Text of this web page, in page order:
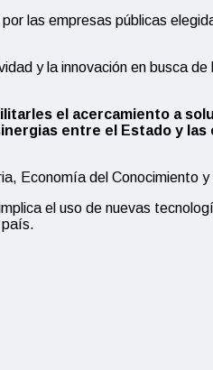
las empresas públicas
y la innovación en busca de
el acercamiento a
entre el Estado y las
Economía del Conocimiento
el uso de nuevas
país.